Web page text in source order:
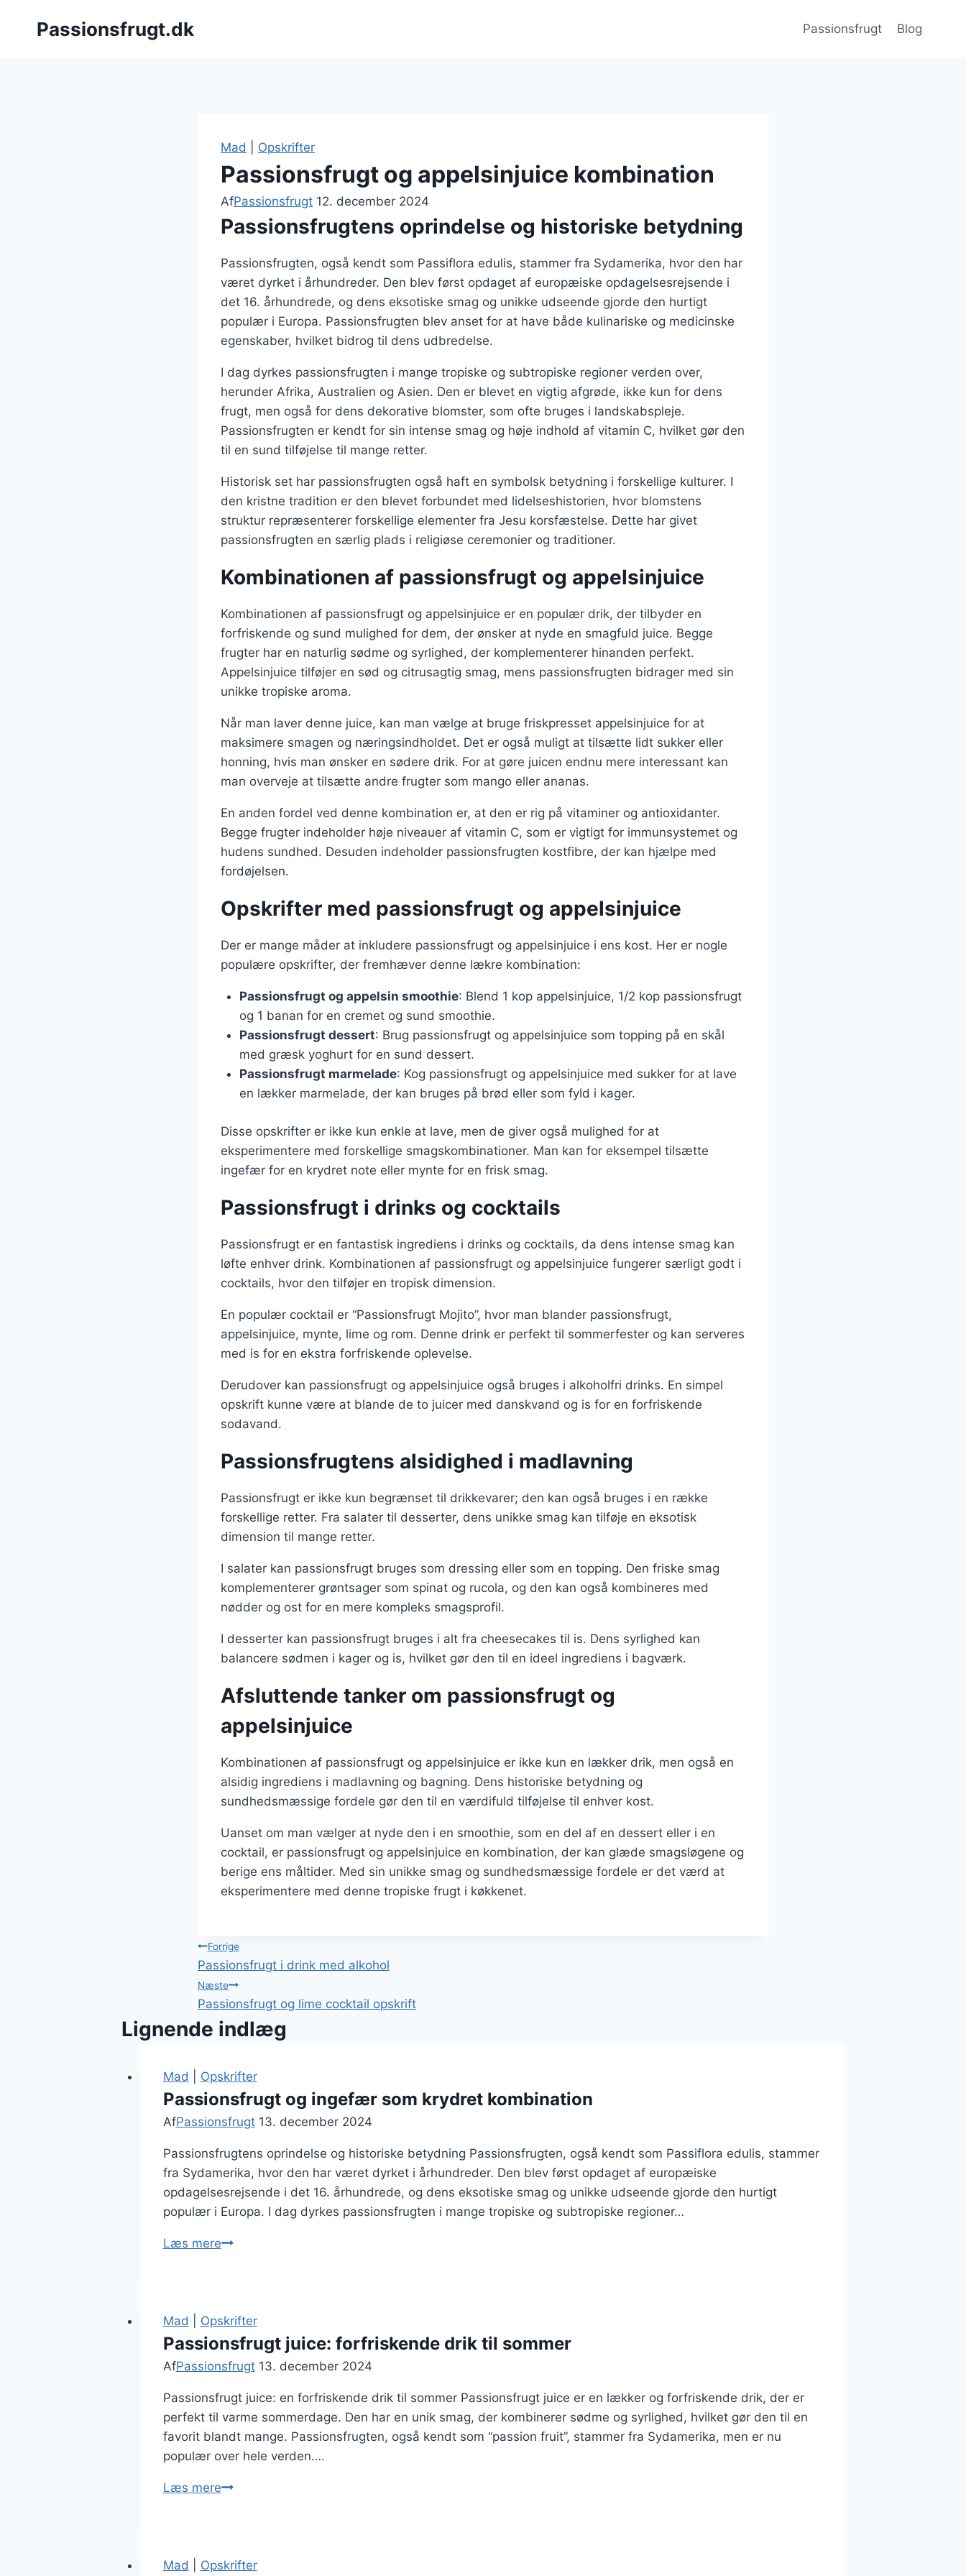
Passionsfrugt.dk Passionsfrugt Blog
Mad Opskrifter
Passionsfrugt og appelsinjuice kombination
AfPassionsfrugt 12. december 2024
Passionsfrugtens oprindelse og historiske betydning
Passionsfrugten, også kendt som Passiflora edulis, stammer fra Sydamerika, hvor den har
været dyrket i århundreder. Den blev først opdaget af europæiske opdagelsesrejsende i
det 16. århundrede, og dens eksotiske smag og unikke udseende gjorde den hurtigt
populær i Europa. Passionsfrugten blev anset for at have både kulinariske og medicinske
egenskaber, hvilket bidrog til dens udbredelse.
I dag dyrkes passionsfrugten i mange tropiske og subtropiske regioner verden over,
herunder Afrika, Australien og Asien. Den er blevet en vigtig afgrøde, ikke kun for dens
frugt, men også for dens dekorative blomster, som ofte bruges i landskabspleje.
Passionsfrugten er kendt for sin intense smag og høje indhold af vitamin C, hvilket gør den
til en sund tilføjelse til mange retter.
Historisk set har passionsfrugten også haft en symbolsk betydning i forskellige kulturer. I
den kristne tradition er den blevet forbundet med lidelseshistorien, hvor blomstens
struktur repræsenterer forskellige elementer fra Jesu korsfæstelse. Dette har givet
passionsfrugten en særlig plads i religiøse ceremonier og traditioner.
Kombinationen af passionsfrugt og appelsinjuice
Kombinationen af passionsfrugt og appelsinjuice er en populær drik, der tilbyder en
forfriskende og sund mulighed for dem, der ønsker at nyde en smagfuld juice. Begge
frugter har en naturlig sødme og syrlighed, der komplementerer hinanden perfekt.
Appelsinjuice tilføjer en sød og citrusagtig smag, mens passionsfrugten bidrager med sin
unikke tropiske aroma.
Når man laver denne juice, kan man vælge at bruge friskpresset appelsinjuice for at
maksimere smagen og næringsindholdet. Det er også muligt at tilsætte lidt sukker eller
honning, hvis man ønsker en sødere drik. For at gøre juicen endnu mere interessant kan
man overveje at tilsætte andre frugter som mango eller ananas.
En anden fordel ved denne kombination er, at den er rig på vitaminer og antioxidanter.
Begge frugter indeholder høje niveauer af vitamin C, som er vigtigt for immunsystemet og
hudens sundhed. Desuden indeholder passionsfrugten kostfibre, der kan hjælpe med
fordøjelsen.
Opskrifter med passionsfrugt og appelsinjuice
Der er mange måder at inkludere passionsfrugt og appelsinjuice i ens kost. Her er nogle
populære opskrifter, der fremhæver denne lækre kombination:
Passionsfrugt og appelsin smoothie: Blend 1 kop appelsinjuice, 1/2 kop passionsfrugt
og 1 banan for en cremet og sund smoothie.
Passionsfrugt dessert: Brug passionsfrugt og appelsinjuice som topping på en skål
med græsk yoghurt for en sund dessert.
Passionsfrugt marmelade: Kog passionsfrugt og appelsinjuice med sukker for at lave
en lækker marmelade, der kan bruges på brød eller som fyld i kager.
Disse opskrifter er ikke kun enkle at lave, men de giver også mulighed for at
eksperimentere med forskellige smagskombinationer. Man kan for eksempel tilsætte
ingefær for en krydret note eller mynte for en frisk smag.
Passionsfrugt i drinks og cocktails
Passionsfrugt er en fantastisk ingrediens i drinks og cocktails, da dens intense smag kan
løfte enhver drink. Kombinationen af passionsfrugt og appelsinjuice fungerer særligt godt i
cocktails, hvor den tilføjer en tropisk dimension.
En populær cocktail er “Passionsfrugt Mojito”, hvor man blander passionsfrugt,
appelsinjuice, mynte, lime og rom. Denne drink er perfekt til sommerfester og kan serveres
med is for en ekstra forfriskende oplevelse.
Derudover kan passionsfrugt og appelsinjuice også bruges i alkoholfri drinks. En simpel
opskrift kunne være at blande de to juicer med danskvand og is for en forfriskende
sodavand.
Passionsfrugtens alsidighed i madlavning
Passionsfrugt er ikke kun begrænset til drikkevarer; den kan også bruges i en række
forskellige retter. Fra salater til desserter, dens unikke smag kan tilføje en eksotisk
dimension til mange retter.
I salater kan passionsfrugt bruges som dressing eller som en topping. Den friske smag
komplementerer grøntsager som spinat og rucola, og den kan også kombineres med
nødder og ost for en mere kompleks smagsprofil.
I desserter kan passionsfrugt bruges i alt fra cheesecakes til is. Dens syrlighed kan
balancere sødmen i kager og is, hvilket gør den til en ideel ingrediens i bagværk.
Afsluttende tanker om passionsfrugt og
appelsinjuice
Kombinationen af passionsfrugt og appelsinjuice er ikke kun en lækker drik, men også en
alsidig ingrediens i madlavning og bagning. Dens historiske betydning og
sundhedsmæssige fordele gør den til en værdifuld tilføjelse til enhver kost.
Uanset om man vælger at nyde den i en smoothie, som en del af en dessert eller i en
cocktail, er passionsfrugt og appelsinjuice en kombination, der kan glæde smagsløgene og
berige ens måltider. Med sin unikke smag og sundhedsmæssige fordele er det værd at
eksperimentere med denne tropiske frugt i køkkenet.
Indlægsnavigation
Forrige
Passionsfrugt i drink med alkohol
Næste
Passionsfrugt og lime cocktail opskrift
Lignende indlæg
Mad Opskrifter
Passionsfrugt og ingefær som krydret kombination
AfPassionsfrugt 13. december 2024
Passionsfrugtens oprindelse og historiske betydning Passionsfrugten, også kendt som Passiflora edulis, stammer
fra Sydamerika, hvor den har været dyrket i århundreder. Den blev først opdaget af europæiske
opdagelsesrejsende i det 16. århundrede, og dens eksotiske smag og unikke udseende gjorde den hurtigt
populær i Europa. I dag dyrkes passionsfrugten i mange tropiske og subtropiske regioner…
Læs merePassionsfrugt
krydret
kombination
Mad Opskrifter
Passionsfrugt juice: forfriskende drik til sommer
AfPassionsfrugt 13. december 2024
Passionsfrugt juice: en forfriskende drik til sommer Passionsfrugt juice er en lækker og forfriskende drik, der er
perfekt til varme sommerdage. Den har en unik smag, der kombinerer sødme og syrlighed, hvilket gør den til en
favorit blandt mange. Passionsfrugten, også kendt som “passion fruit”, stammer fra Sydamerika, men er nu
populær over hele verden….
Læs merePassionsfrugt
til
Mad Opskrifter